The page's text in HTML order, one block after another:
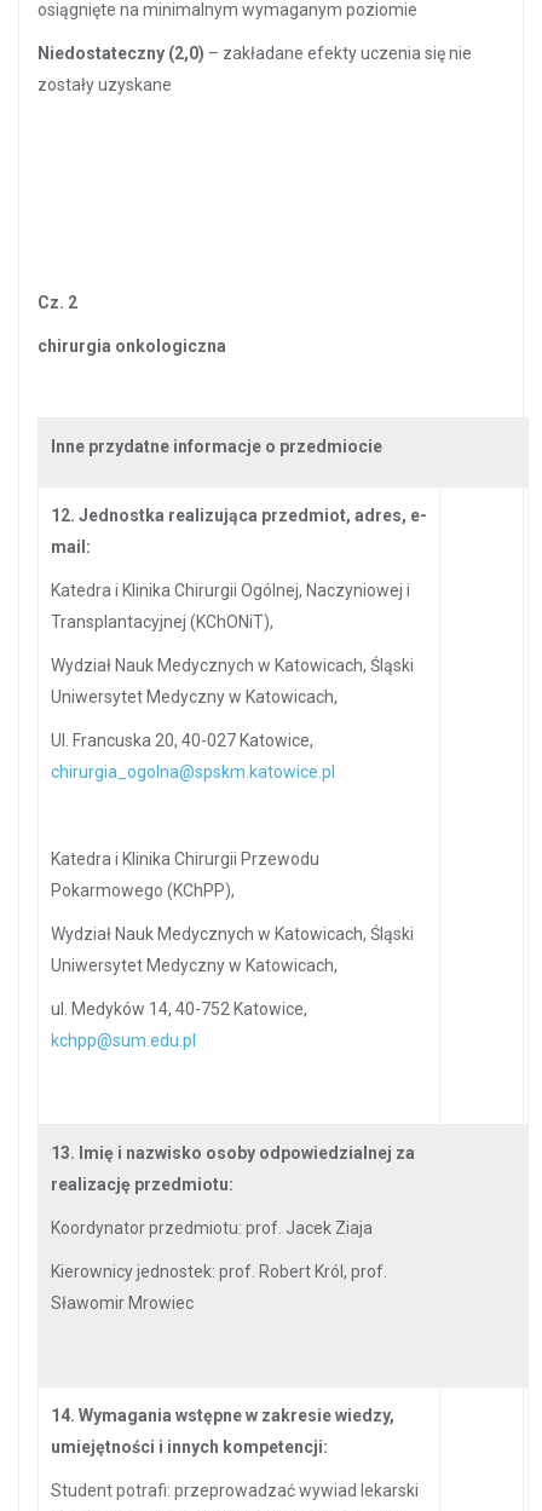
osiągnięte na minimalnym wymaganym poziomie
Niedostateczny (2,0) – zakładane efekty uczenia się nie
zostały uzyskane
Cz. 2
chirurgia onkologiczna
Inne przydatne informacje o przedmiocie
12. Jednostka realizująca przedmiot, adres, e-
mail:
Katedra i Klinika Chirurgii Ogólnej, Naczyniowej i
Transplantacyjnej (KChONiT),
Wydział Nauk Medycznych w Katowicach, Śląski
Uniwersytet Medyczny w Katowicach,
Ul. Francuska 20, 40-027 Katowice,
chirurgia_ogolna@spskm.katowice.pl
Katedra i Klinika Chirurgii Przewodu
Pokarmowego (KChPP),
Wydział Nauk Medycznych w Katowicach, Śląski
Uniwersytet Medyczny w Katowicach,
ul. Medyków 14, 40-752 Katowice,
kchpp@sum.edu.pl
13. Imię i nazwisko osoby odpowiedzialnej za
realizację przedmiotu:
Koordynator przedmiotu: prof. Jacek Ziaja
Kierownicy jednostek: prof. Robert Król, prof.
Sławomir Mrowiec
14. Wymagania wstępne w zakresie wiedzy,
umiejętności i innych kompetencji:
Student potrafi: przeprowadzać wywiad lekarski